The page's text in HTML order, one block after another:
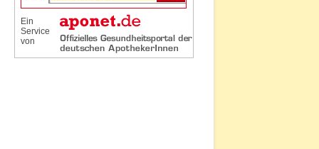
Ein
Service
von